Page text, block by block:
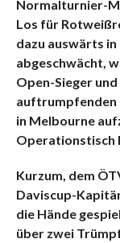
Normalturnier-
Los für
dazu auswärts in
abgeschwächt,
Open-Sieger
auftrumpfenden
in Melbourne
Operationstisch
Kurzum, dem
Daviscup-
die Hände
über zwei